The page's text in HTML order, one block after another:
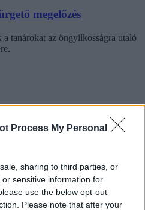
Process My Personal
sharing to third parties, or
sensitive information for
use the below opt-out
Please note that after your
megelőzés
tanárokat az öngyilkosságra utaló